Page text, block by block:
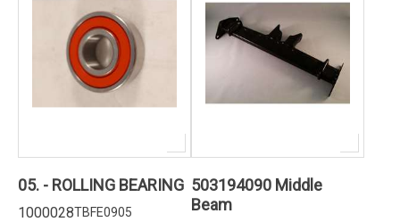
05. - ROLLING BEARING
1000028TBFE0905
503194090 Middle
Beam